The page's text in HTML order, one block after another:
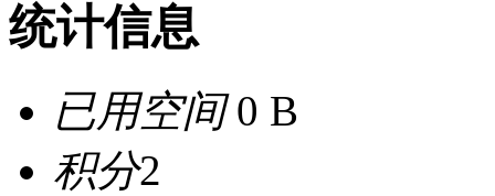
统计信息
已用空间0 B
积分2